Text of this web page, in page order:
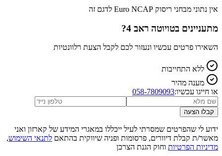
אין נתוני מבחני ריסוק Euro NCAP לדגם זה
מתעניינים בטויוטה ראב 4 ?
השאירו פרטים עכשיו ונעזור לכם לקבל הצעת רלוונטיות
ללא התחייבות
מענה מהיר
או חייגו עכשיו:058-7809093
קבלו הצעה
ידוע לי שהפרטים שמסרתי לעיל ייכללו במאגרי המידע של קארזון ואני
מאשר/ת קבלת דיוורים, פרסומות ופניה שיווקית בהתאם לתנאי השימוש,
מדיניות הפרטיות וחוק הגנת הצרכן